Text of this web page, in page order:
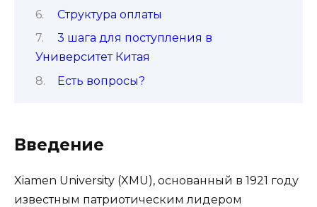
Структура оплаты
3 шага для поступления в
Университет Китая
Есть вопросы?
Введение
Xiamen University (XMU), основанный в 1921 году
известным патриотическим лидером